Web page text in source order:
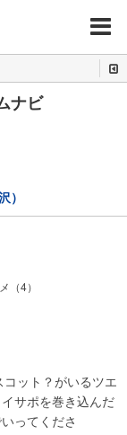
MENU
ナビ
）
（4）
ット？がいるツエ
サポを巻き込んだ
ってくださ